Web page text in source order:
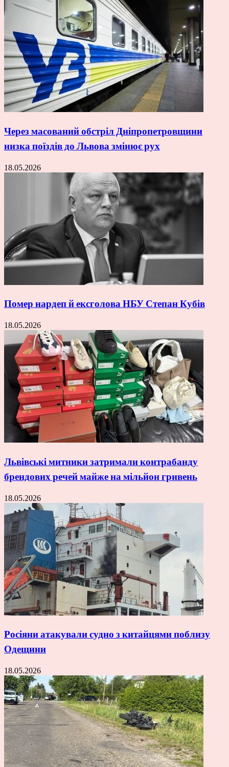
Через масований обстріл Дніпропетровщини
низка поїздів до Львова змінює рух
18.05.2026
Помер нардеп й ексголова НБУ Степан Кубів
18.05.2026
Львівські митники затримали контрабанду
брендових речей майже на мільйон гривень
18.05.2026
Росіяни атакували судно з китайцями поблизу
Одещини
18.05.2026